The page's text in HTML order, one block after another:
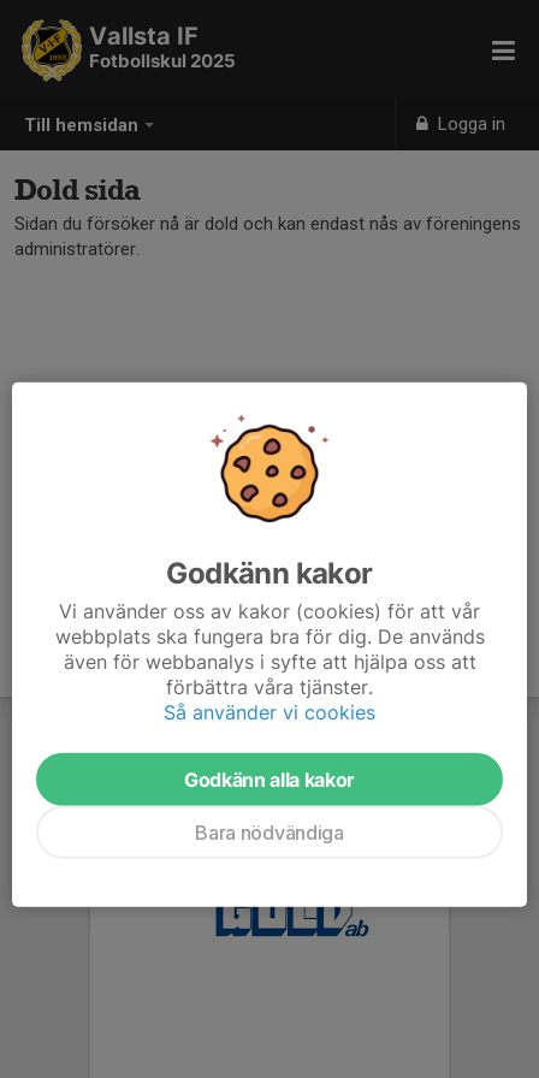
Till hemsidan Logga in
Vallsta IF
Fotbollskul 2025
Dold sida
Sidan du försöker nå är dold och kan endast nås av föreningens
administratörer.
Godkänn kakor
Vi använder oss av kakor (cookies) för att vår
webbplats ska fungera bra för dig. De används
även för webbanalys i syfte att hjälpa oss att
förbättra våra tjänster.
Så använder vi cookies
Godkänn alla kakor
Bara nödvändiga